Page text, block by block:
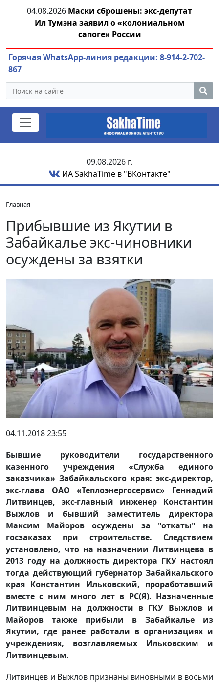
04.08.2026 Маринычев у Путина: смотрины
или антикризисный разбор?
Горячая WhatsApp-линия редакции: 8-914-2-702-
867
09.08.2026 г.
ИА SakhaTime в "ВКонтакте"
Главная
Прибывшие из Якутии в
Забайкалье экс-чиновники
осуждены за взятки
04.11.2018 23:55
Бывшие руководители государственного
казенного учреждения «Служба единого
заказчика» Забайкальского края: экс-директор,
экс-глава ОАО «Теплоэнергосервис» Геннадий
Литвинцев, экс-главный инженер Константин
Выжлов и бывший заместитель директора
Максим Майоров осуждены за "откаты" на
госзаказах при строительстве. Следствием
установлено, что на назначении Литвинцева в
2013 году на должность директора ГКУ настоял
тогда действующий губернатор Забайкальского
края Константин Ильковский, проработавший
вместе с ним много лет в РС(Я). Назначенные
Литвинцевым на должности в ГКУ Выжлов и
Майоров также прибыли в Забайкалье из
Якутии, где ранее работали в организациях и
учреждениях, возглавляемых Ильковским и
Литвинцевым.
Литвинцев и Выжлов признаны виновными в восьми